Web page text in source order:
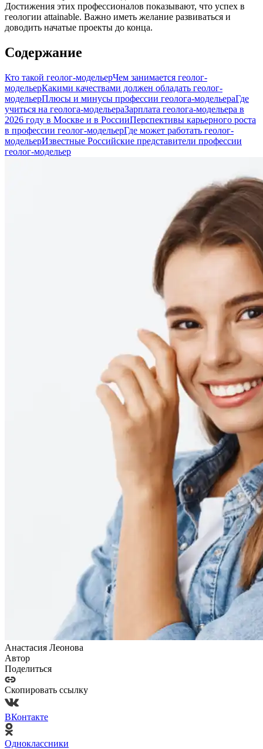
Достижения этих профессионалов показывают, что успех в
геологии attainable. Важно иметь желание развиваться и
доводить начатые проекты до конца.
Содержание
Кто такой геолог-модельерЧем занимается геолог-
модельерКакими качествами должен обладать геолог-
модельерПлюсы и минусы профессии геолога-модельераГде
учиться на геолога-модельераЗарплата геолога-модельера в
2026 году в Москве и в РоссииПерспективы карьерного роста
в профессии геолог-модельерГде может работать геолог-
модельерИзвестные Российские представители профессии
геолог-модельер
Анастасия Леонова
Автор
Поделиться
Скопировать ссылку
ВКонтакте
Одноклассники